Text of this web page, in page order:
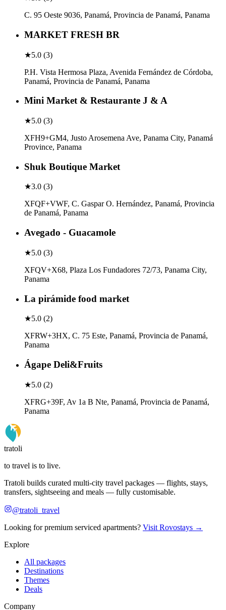
C. 95 Oeste 9036, Panamá, Provincia de Panamá, Panama
MARKET FRESH BR
★5.0 (3)
P.H. Vista Hermosa Plaza, Avenida Fernández de Córdoba,
Panamá, Provincia de Panamá, Panama
Mini Market & Restaurante J & A
★5.0 (3)
XFH9+GM4, Justo Arosemena Ave, Panama City, Panamá
Province, Panama
Shuk Boutique Market
★3.0 (3)
XFQF+VWF, C. Gaspar O. Hernández, Panamá, Provincia
de Panamá, Panama
Avegado - Guacamole
★5.0 (3)
XFQV+X68, Plaza Los Fundadores 72/73, Panama City,
Panama
La pirámide food market
★5.0 (2)
XFRW+3HX, C. 75 Este, Panamá, Provincia de Panamá,
Panama
Ágape Deli&Fruits
★5.0 (2)
XFRG+39F, Av 1a B Nte, Panamá, Provincia de Panamá,
Panama
tratoli
to travel is to live.
Tratoli builds curated multi-city travel packages — flights, stays,
transfers, sightseeing and meals — fully customisable.
@tratoli_travel
Looking for premium serviced apartments? Visit Rovostays →
Explore
All packages
Destinations
Themes
Deals
Company